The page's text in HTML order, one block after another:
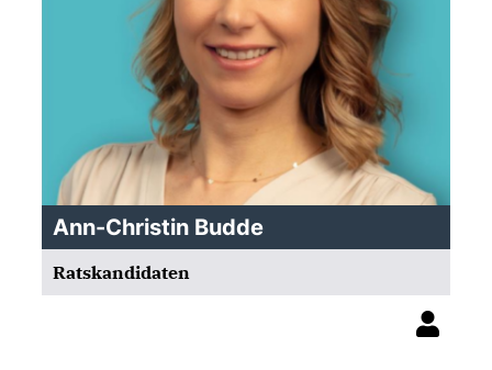
Ann-Christin Budde
Ratskandidaten